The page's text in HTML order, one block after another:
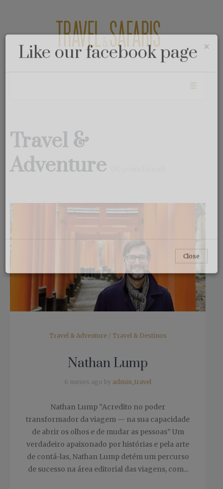
Travel &
Adventure
Travel & Adventure / Travel & Destinos
Nathan Lump
6 meses ago by admin_travel
Nathan Lump “Acredito no poder
transformador da viagem — na sua capacidade
de abrir os olhos e de mudar as pessoas” Um
verdadeiro apaixonado por histórias e pela arte
de contá-las, Nathan Lump detém um percurso
de sucesso na área editorial das viagens, com...
Like our facebook page